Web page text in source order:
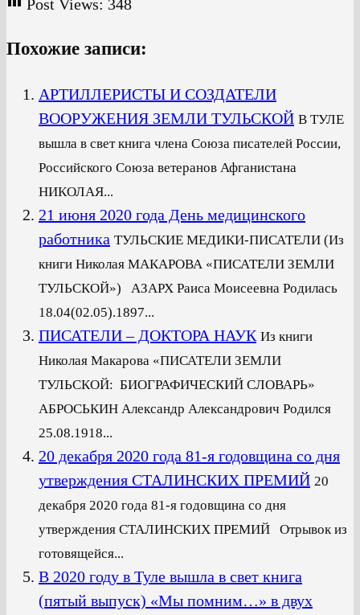
Post Views: 348
Похожие записи:
АРТИЛЛЕРИСТЫ И СОЗДАТЕЛИ
ВООРУЖЕНИЯ ЗЕМЛИ ТУЛЬСКОЙ В ТУЛЕ
вышла в свет книга члена Союза писателей России,
Российского Союза ветеранов Афганистана
НИКОЛАЯ...
21 июня 2020 года День медицинского
работника ТУЛЬСКИЕ МЕДИКИ-ПИСАТЕЛИ (Из
книги Николая МАКАРОВА «ПИСАТЕЛИ ЗЕМЛИ
ТУЛЬСКОЙ») АЗАРХ Раиса Моисеевна Родилась
18.04(02.05).1897...
ПИСАТЕЛИ – ДОКТОРА НАУК Из книги
Николая Макарова «ПИСАТЕЛИ ЗЕМЛИ
ТУЛЬСКОЙ: БИОГРАФИЧЕСКИЙ СЛОВАРЬ»
АБРОСЬКИН Александр Александрович Родился
25.08.1918...
20 декабря 2020 года 81-я годовщина со дня
утверждения СТАЛИНСКИХ ПРЕМИЙ 20
декабря 2020 года 81-я годовщина со дня
утверждения СТАЛИНСКИХ ПРЕМИЙ Отрывок из
готовящейся...
В 2020 году в Туле вышла в свет книга
(пятый выпуск) «Мы помним…» в двух